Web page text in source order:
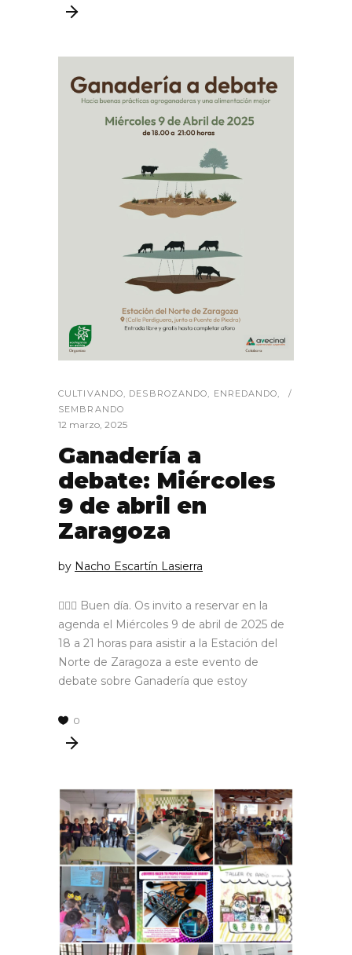
CULTIVANDO, DESBROZANDO, ENREDANDO,
SEMBRANDO
12 marzo, 2025
Ganadería a
debate: Miércoles
9 de abril en
Zaragoza
by Nacho Escartín Lasierra
🙋🏼‍♂️ Buen día. Os invito a reservar en la
agenda el Miércoles 9 de abril de 2025 de
18 a 21 horas para asistir a la Estación del
Norte de Zaragoza a este evento de
debate sobre Ganadería que estoy
0